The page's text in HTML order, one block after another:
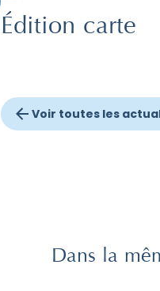
Édition carte
Voir toutes les
Dans la